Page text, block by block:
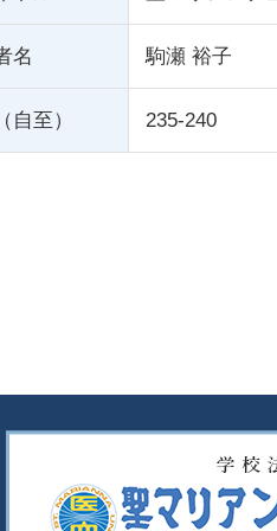
名 駒瀬 裕子
自至） 235-240